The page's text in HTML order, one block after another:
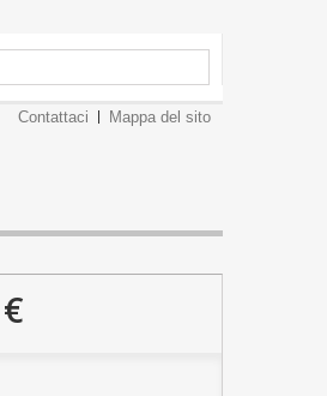
Contattaci Mappa del sito